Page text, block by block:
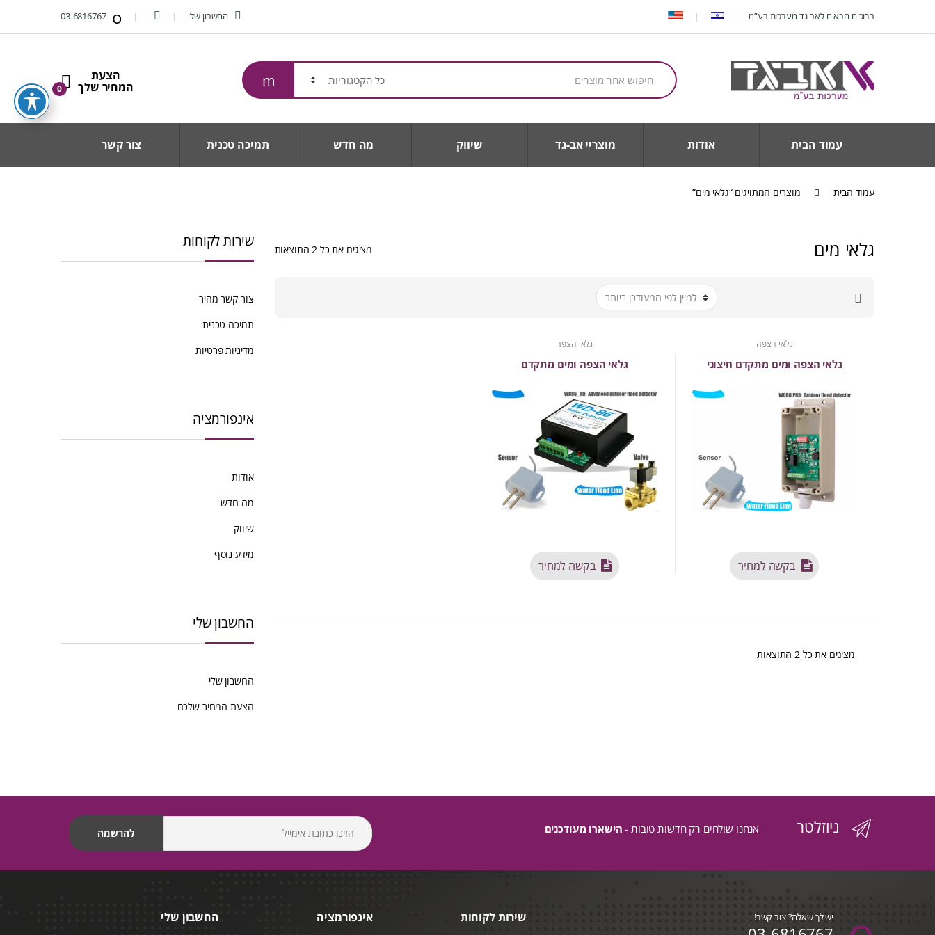
ברוכים הבאים לאב-גד מערכות בע”מ החשבון שלי 03-6816767
חיפוש
עבור:
0
עמוד הבית אודות מוצריי אב-גד שיווק מה חדש תמיכה טכנית צור קשר
עמוד הבית מוצרים המתויגים “גלאי מים”
גלאי מים מציגים את כל ⁦2⁩ התוצאות
ממוין
העדכני
גלאי הצפה
גלאי הצפה ומים מתקדם חיצוני
בקשה למחיר
גלאי הצפה
גלאי הצפה ומים מתקדם
בקשה למחיר
מציגים את כל ⁦2⁩ התוצאות ממוין
שירות לקוחות
צור קשר מהיר
תמיכה טכנית
מדיניות פרטיות
אינפורמציה
אודות
מה חדש
שיווק
מידע נוסף
החשבון שלי
החשבון שלי
הצעת המחיר שלכם
ניוזלטר אנחנו שולחים רק חדשות טובות - הישארו מעודכנים
שירות לקוחות אינפורמציה החשבון שלי יש לך שאלה? צור קשר!